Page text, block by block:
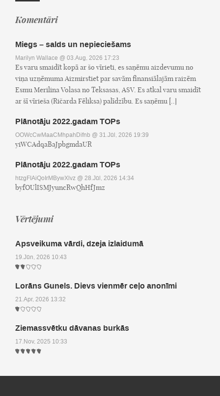
Komentāri
Miegs – salds un nepieciešams
Marilyn Wallace @ 03.Aug, 2026 17:23
Es varu smaidīt kopā ar šo vīrieti, es saņēmu aizdevumu no
viņa uzņēmuma Aizmirstiet par savām finansiālajām raizēm
Esmu Merilina Volasa no Teksasas, ASV. Es atkal varu smaidīt
ar šī vīrieša (Ričarda Fēliksa) palīdzību. Es saņēmu [..]
Plānotāju 2022.gadam TOPs
OOWcCwMaaCMhpahDifnb @ 31.Jūl, 2026 19:39
yiWCAdqaBaJpbgmdaUR
Plānotāju 2022.gadam TOPs
htzgFIAiQoIrMBywXlvz @ 28.Jūl, 2026 14:34
byfOUlISMJyuncRwQhHfJmz
Vērtējumi
Apsveikuma vārdi, dzeja izlaidumā
19.Jūn, 2026 10:43
Lorāns Gunels. Dievs vienmēr ceļo anonīmi
21.Apr, 2026 13:32
Ziemassvētku dāvanas burkās
17.Nov, 2025 10:33